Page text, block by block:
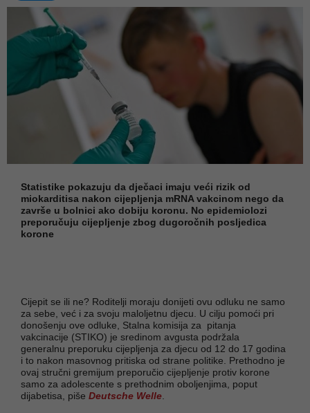
Statistike pokazuju da dječaci imaju veći rizik od
miokarditisa nakon cijepljenja mRNA vakcinom nego da
završe u bolnici ako dobiju koronu. No epidemiolozi
preporučuju cijepljenje zbog dugoročnih posljedica
korone
Cijepit se ili ne? Roditelji moraju donijeti ovu odluku ne samo
za sebe, već i za svoju maloljetnu djecu. U cilju pomoći pri
donošenju ove odluke, Stalna komisija za pitanja
vakcinacije (STIKO) je sredinom avgusta podržala
generalnu preporuku cijepljenja za djecu od 12 do 17 godina
i to nakon masovnog pritiska od strane politike. Prethodno je
ovaj stručni gremijum preporučio cijepljenje protiv korone
samo za adolescente s prethodnim oboljenjima, poput
dijabetisa, piše Deutsche Welle